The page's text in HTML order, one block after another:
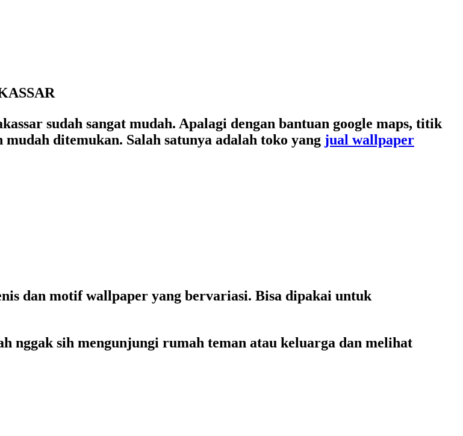
sudah sangat mudah. Apalagi dengan bantuan google maps, titik
ditemukan. Salah satunya adalah toko yang jual wallpaper
dan motif wallpaper yang bervariasi. Bisa dipakai untuk
nggak sih mengunjungi rumah teman atau keluarga dan melihat